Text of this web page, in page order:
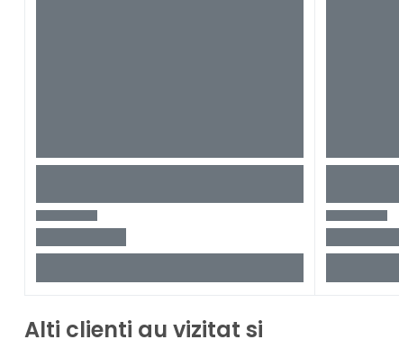
Alti clienti au vizitat si